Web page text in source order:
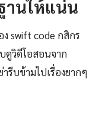
นให้แน่น
ง swift code กสิกร
ดูวิดีโอสอนจาก
รีบข้ามไปเรื่องยากๆ